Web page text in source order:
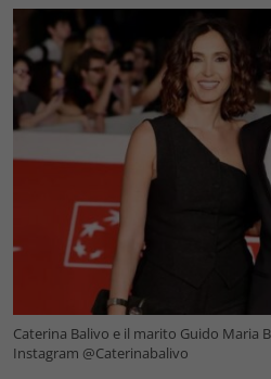
Caterina Balivo e il marito Guido Maria
Instagram @Caterinabalivo